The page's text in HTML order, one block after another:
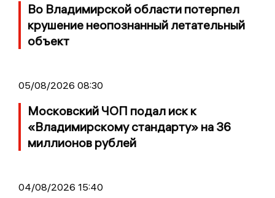
Во Владимирской области потерпел
крушение неопознанный летательный
объект
05/08/2026 08:30
Московский ЧОП подал иск к
«Владимирскому стандарту» на 36
миллионов рублей
04/08/2026 15:40